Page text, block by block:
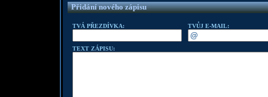
Přidání nového zápisu
TVÁ PŘEZDÍVKA: TVŮJ E-MAIL:
TEXT ZÁPISU: